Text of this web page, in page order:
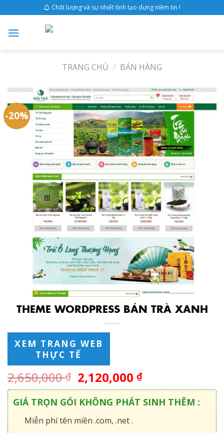
content
Chất lượng và sự nhiệt tình tạo dựng niềm tin !
TRANG CHỦ / BÁN HÀNG
-20%
THEME WORDPRESS BÁN TRÀ XANH
XEM TRANG WEB
THỰC TẾ
2,650,000₫ 2,120,000₫
GIÁ TRỌN GÓI KHÔNG PHÁT SINH THÊM :
Miễn phí tên miền .com, .net .